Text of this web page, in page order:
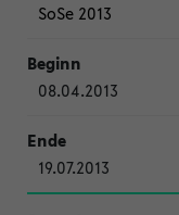
SoSe 2013
08.04.2013
19.07.2013